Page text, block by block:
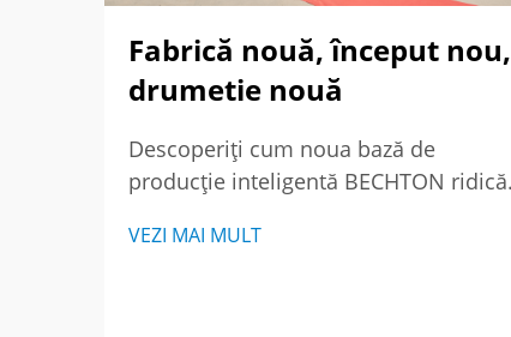
Fabrică nouă, început nou,
drumetie nouă
Descoperiți cum noua bază de
producție inteligentă BECHTON ridică
tehnologie avansată și viziune globală.
VEZI MAI MULT